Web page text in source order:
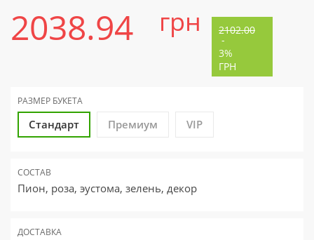
2038.94 грн 2102.00
-
3%
ГРН
РАЗМЕР БУКЕТА
Стандарт Премиум VIP
СОСТАВ
Пион, роза, эустома, зелень, декор
ДОСТАВКА